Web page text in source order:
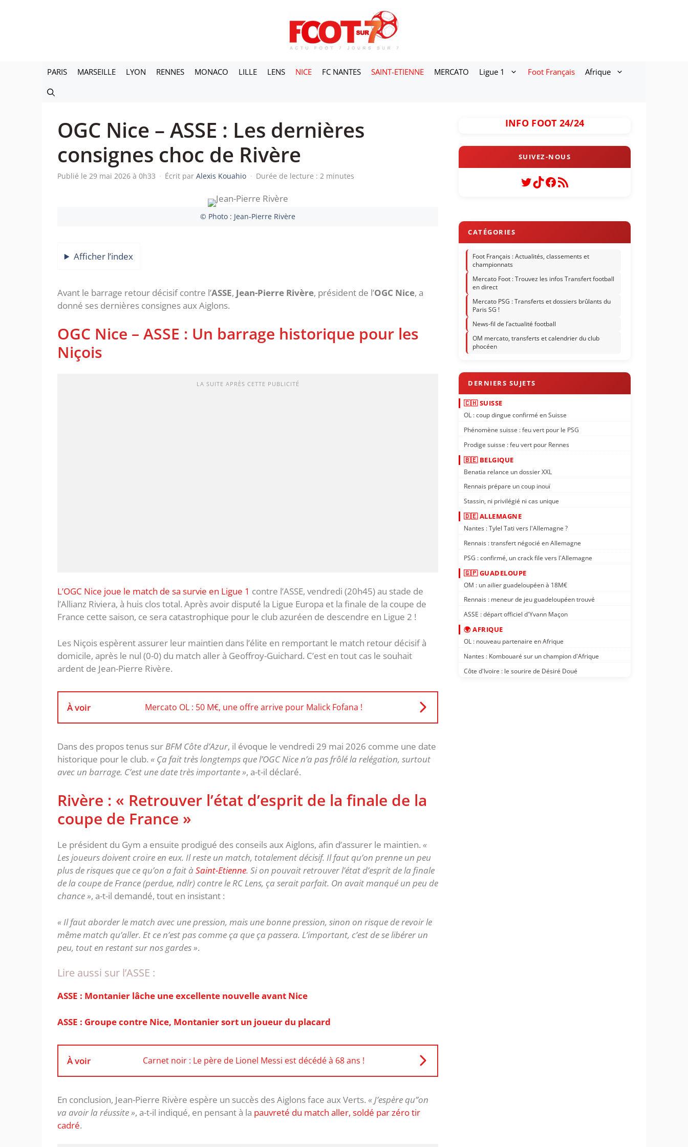
PARIS MARSEILLE LYON RENNES MONACO LILLE LENS NICE FC NANTES SAINT-ETIENNE MERCATO Ligue 1 Foot Français Afrique
OGC Nice – ASSE : Les dernières
consignes choc de Rivère
Publié le 29 mai 2026 à 0h33 · Écrit parAlexis Kouahio · Durée de lecture : 2 minutes
© Photo : Jean-Pierre Rivère
Afficher l’index
Avant le barrage retour décisif contre l’ASSE, Jean-Pierre Rivère, président de l’OGC Nice, a
donné ses dernières consignes aux Aiglons.
OGC Nice – ASSE : Un barrage historique pour les
Niçois
LA SUITE APRÈS CETTE PUBLICITÉ
L’OGC Nice joue le match de sa survie en Ligue 1 contre l’ASSE, vendredi (20h45) au stade de
l’Allianz Riviera, à huis clos total. Après avoir disputé la Ligue Europa et la finale de la coupe de
France cette saison, ce sera catastrophique pour le club azuréen de descendre en Ligue 2 !
Les Niçois espèrent assurer leur maintien dans l’élite en remportant le match retour décisif à
domicile, après le nul (0-0) du match aller à Geoffroy-Guichard. C’est en tout cas le souhait
ardent de Jean-Pierre Rivère.
À voir Mercato OL : 50 M€, une offre arrive pour Malick Fofana !
Dans des propos tenus sur BFM Côte d’Azur, il évoque le vendredi 29 mai 2026 comme une date
historique pour le club. « Ça fait très longtemps que l’OGC Nice n’a pas frôlé la relégation, surtout
avec un barrage. C’est une date très importante », a-t-il déclaré.
Rivère : « Retrouver l’état d’esprit de la finale de la
coupe de France »
Le président du Gym a ensuite prodigué des conseils aux Aiglons, afin d’assurer le maintien. «
Les joueurs doivent croire en eux. Il reste un match, totalement décisif. Il faut qu’on prenne un peu
plus de risques que ce qu’on a fait à Saint-Etienne. Si on pouvait retrouver l’état d’esprit de la finale
de la coupe de France (perdue, ndlr) contre le RC Lens, ça serait parfait. On avait manqué un peu de
chance », a-t-il demandé, tout en insistant :
« Il faut aborder le match avec une pression, mais une bonne pression, sinon on risque de revoir le
même match qu’aller. Et ce n’est pas comme ça que ça passera. L’important, c’est de se libérer un
peu, tout en restant sur nos gardes ».
Lire aussi sur l’ASSE :
ASSE : Montanier lâche une excellente nouvelle avant Nice
ASSE : Groupe contre Nice, Montanier sort un joueur du placard
À voir Carnet noir : Le père de Lionel Messi est décédé à 68 ans !
En conclusion, Jean-Pierre Rivère espère un succès des Aiglons face aux Verts. « J’espère qu’’on
va avoir la réussite », a-t-il indiqué, en pensant à la pauvreté du match aller, soldé par zéro tir
cadré.
INFO FOOT 24/24
Twitter
TikTok
Facebook
Flux RSS
Foot Français : Actualités, classements et
championnats
Mercato Foot : Trouvez les infos Transfert football
en direct
Mercato PSG : Transferts et dossiers brûlants du
Paris SG !
News-fil de l’actualité football
OM mercato, transferts et calendrier du club
phocéen
🇨🇭 SUISSE
OL : coup dingue confirmé en Suisse
Phénomène suisse : feu vert pour le PSG
Prodige suisse : feu vert pour Rennes
🇧🇪 BELGIQUE
Benatia relance un dossier XXL
Rennais prépare un coup inouï
Stassin, ni privilégié ni cas unique
🇩🇪 ALLEMAGNE
Nantes : Tylel Tati vers l'Allemagne ?
Rennais : transfert négocié en Allemagne
PSG : confirmé, un crack file vers l'Allemagne
🇬🇵 GUADELOUPE
OM : un ailier guadeloupéen à 18M€
Rennais : meneur de jeu guadeloupéen trouvé
ASSE : départ officiel d'Yvann Maçon
🌍 AFRIQUE
OL : nouveau partenaire en Afrique
Nantes : Kombouaré sur un champion d'Afrique
Côte d'Ivoire : le sourire de Désiré Doué